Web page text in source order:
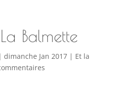
Balmette
| dimanche Jan 2017| Et la